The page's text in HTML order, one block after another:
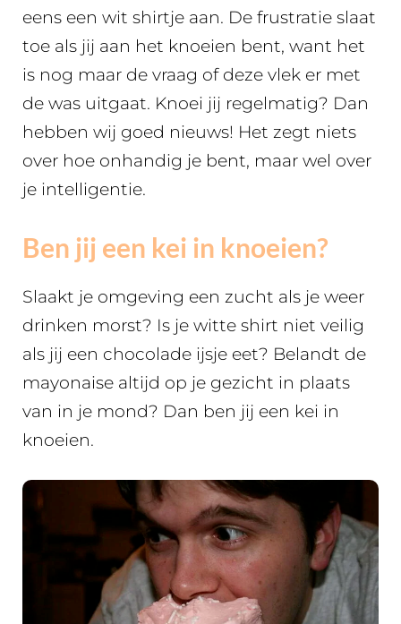
eens een wit shirtje aan. De frustratie slaat
toe als jij aan het knoeien bent, want het
is nog maar de vraag of deze vlek er met
de was uitgaat. Knoei jij regelmatig? Dan
hebben wij goed nieuws! Het zegt niets
over hoe onhandig je bent, maar wel over
je intelligentie.
Ben jij een kei in knoeien?
Slaakt je omgeving een zucht als je weer
drinken morst? Is je witte shirt niet veilig
als jij een chocolade ijsje eet? Belandt de
mayonaise altijd op je gezicht in plaats
van in je mond? Dan ben jij een kei in
knoeien.